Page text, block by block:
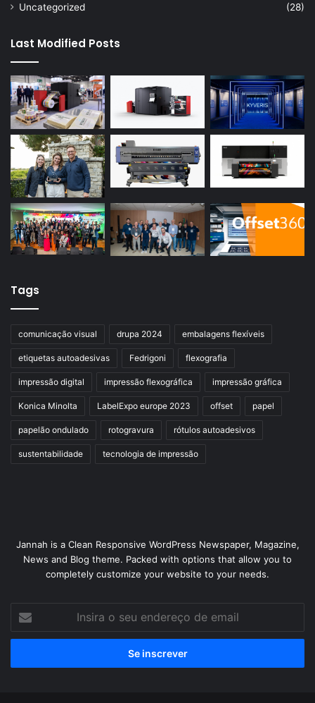
Uncategorized
(28)
Last Modified Posts
Tags
comunicação visual drupa 2024 embalagens flexíveis
etiquetas autoadesivas Fedrigoni flexografia
impressão digital impressão flexográfica impressão gráfica
Konica Minolta LabelExpo europe 2023 offset papel
papelão ondulado rotogravura rótulos autoadesivos
sustentabilidade tecnologia de impressão
Jannah is a Clean Responsive WordPress Newspaper, Magazine,
News and Blog theme. Packed with options that allow you to
completely customize your website to your needs.
seu
de